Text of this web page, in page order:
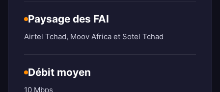
Paysage des FAI
Airtel Tchad, Moov Africa et Sotel Tchad
Débit moyen
10 Mbps